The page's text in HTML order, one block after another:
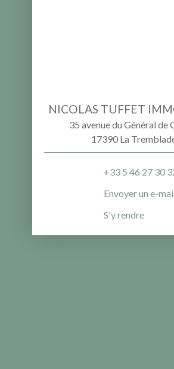
NICOLAS TUFFET
35 avenue du Général de
17390 La
+33 5 46 27 30
Envoyer un e-
S'y rendre